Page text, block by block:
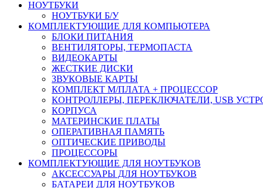
НОУТБУКИ
НОУТБУКИ Б/У
КОМПЛЕКТУЮЩИЕ ДЛЯ КОМПЬЮТЕРА
БЛОКИ ПИТАНИЯ
ВЕНТИЛЯТОРЫ, ТЕРМОПАСТА
ВИДЕОКАРТЫ
ЖЕСТКИЕ ДИСКИ
ЗВУКОВЫЕ КАРТЫ
КОМПЛЕКТ М/ПЛАТА + ПРОЦЕССОР
КОНТРОЛЛЕРЫ, ПЕРЕКЛЮЧАТЕЛИ, USB
КОРПУСА
МАТЕРИНСКИЕ ПЛАТЫ
ОПЕРАТИВНАЯ ПАМЯТЬ
ОПТИЧЕСКИЕ ПРИВОДЫ
ПРОЦЕССОРЫ
КОМПЛЕКТУЮЩИЕ ДЛЯ НОУТБУКОВ
АКСЕССУАРЫ ДЛЯ НОУТБУКОВ
БАТАРЕИ ДЛЯ НОУТБУКОВ